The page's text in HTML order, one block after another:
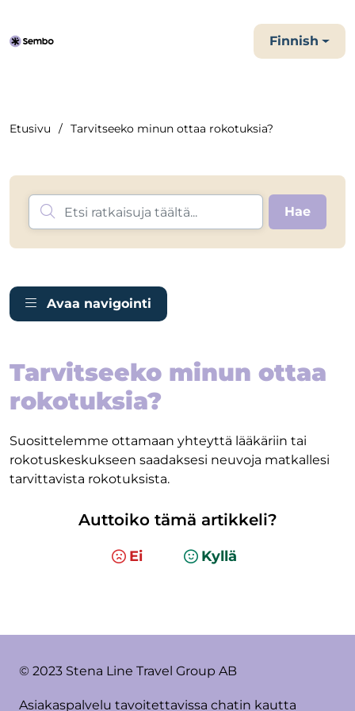
Finnish
Etusivu Tarvitseeko minun ottaa rokotuksia?
Avaa navigointi
Tarvitseeko minun ottaa
rokotuksia?
Suosittelemme ottamaan yhteyttä lääkäriin tai
rokotuskeskukseen saadaksesi neuvoja matkallesi
tarvittavista rokotuksista.
Auttoiko tämä artikkeli?
Ei Kyllä
© 2023 Stena Line Travel Group AB
Asiakaspalvelu tavoitettavissa chatin kautta